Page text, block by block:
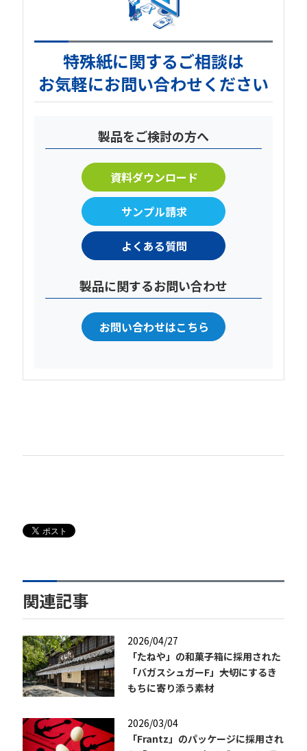
特殊紙に関するご相談は
お気軽にお問い合わせください
製品をご検討の方へ
資料ダウンロード
サンプル請求
よくある質問
製品に関するお問い合わせ
お問い合わせはこちら
関連記事
2026/04/27
「たねや」の和菓子箱に採用された
「バガスシュガーF」――大切にするき
もちに寄り添う素材
2026/03/04
「Frantz」のパッケージに採用され